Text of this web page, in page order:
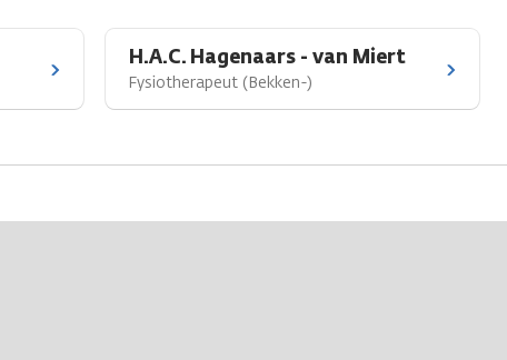
H.A.C. Hagenaars - van Miert
Fysiotherapeut (Bekken-)